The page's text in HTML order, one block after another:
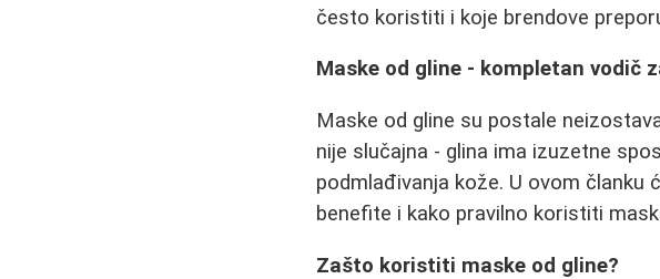
često koristiti i koje brendove
Maske od gline - kompletan vodič
Maske od gline su postale
nije slučajna - glina ima izuzetne
podmlađivanja kože. U ovom
benefite i kako pravilno koristiti
Zašto koristiti maske od gline?